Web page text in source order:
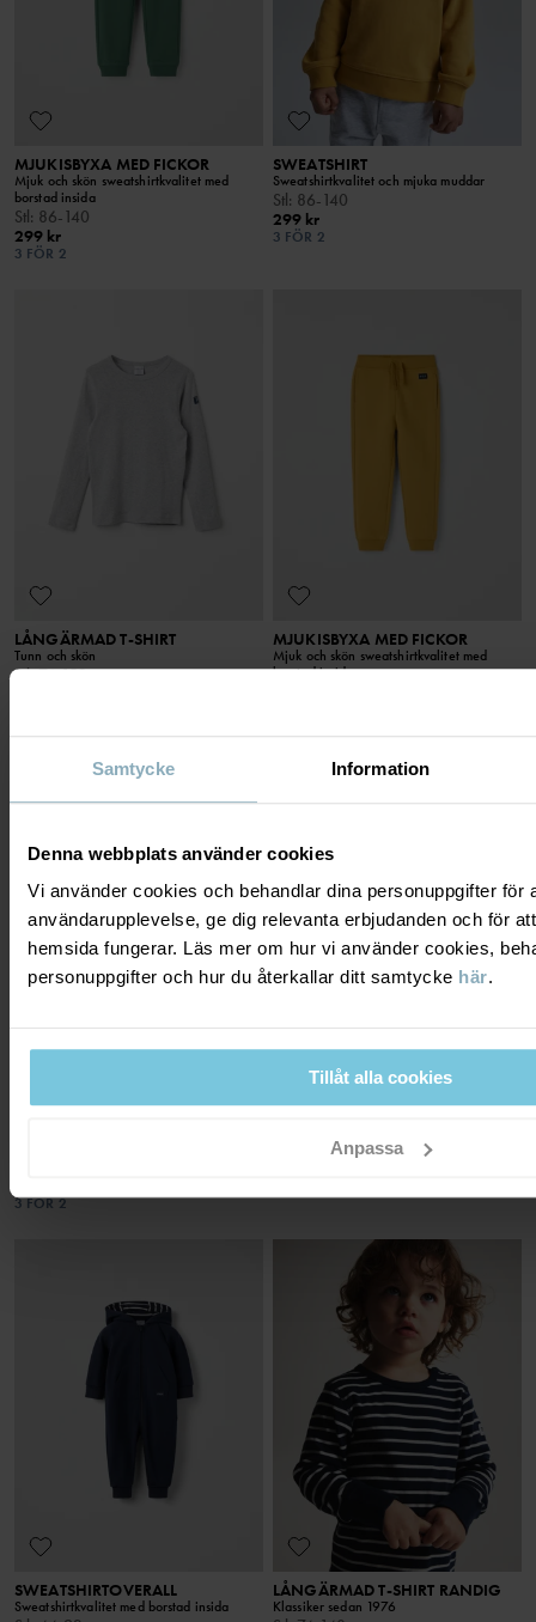
Samtycke Information
Denna webbplats använder cookies
Vi använder cookies och behandlar dina personuppgifter för
användarupplevelse, ge dig relevanta erbjudanden och för
hemsida fungerar. Läs mer om hur vi använder cookies,
personuppgifter och hur du återkallar ditt samtycke här.
Tillåt alla cookies
Anpassa
MJUKISBYXA MED FICKOR
Mjuk och skön sweatshirtkvalitet med
borstad insida
Stl: 86-140
299 kr
3 FÖR 2
SWEATSHIRT
Sweatshirtkvalitet och mjuka muddar
Stl: 86-140
299 kr
3 FÖR 2
LÅNGÄRMAD T-SHIRT
Tunn och skön
Stl:74-152
MJUKISBYXA MED FICKOR
Mjuk och skön sweatshirtkvalitet med
borstad insida
LÅNGÄRMAD T-SHIRT PRICKIG
3 FÖR 2
PLAY LEGGINGS
86-140
SWEATSHIRTOVERALL
Sweatshirtkvalitet med borstad insida
LÅNGÄRMAD T-SHIRT RANDIG
Klassiker sedan 1976